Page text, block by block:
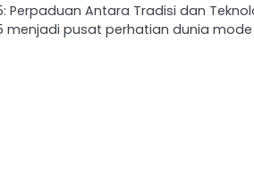
Perpaduan Antara Tradisi dan
menjadi pusat perhatian dunia mode